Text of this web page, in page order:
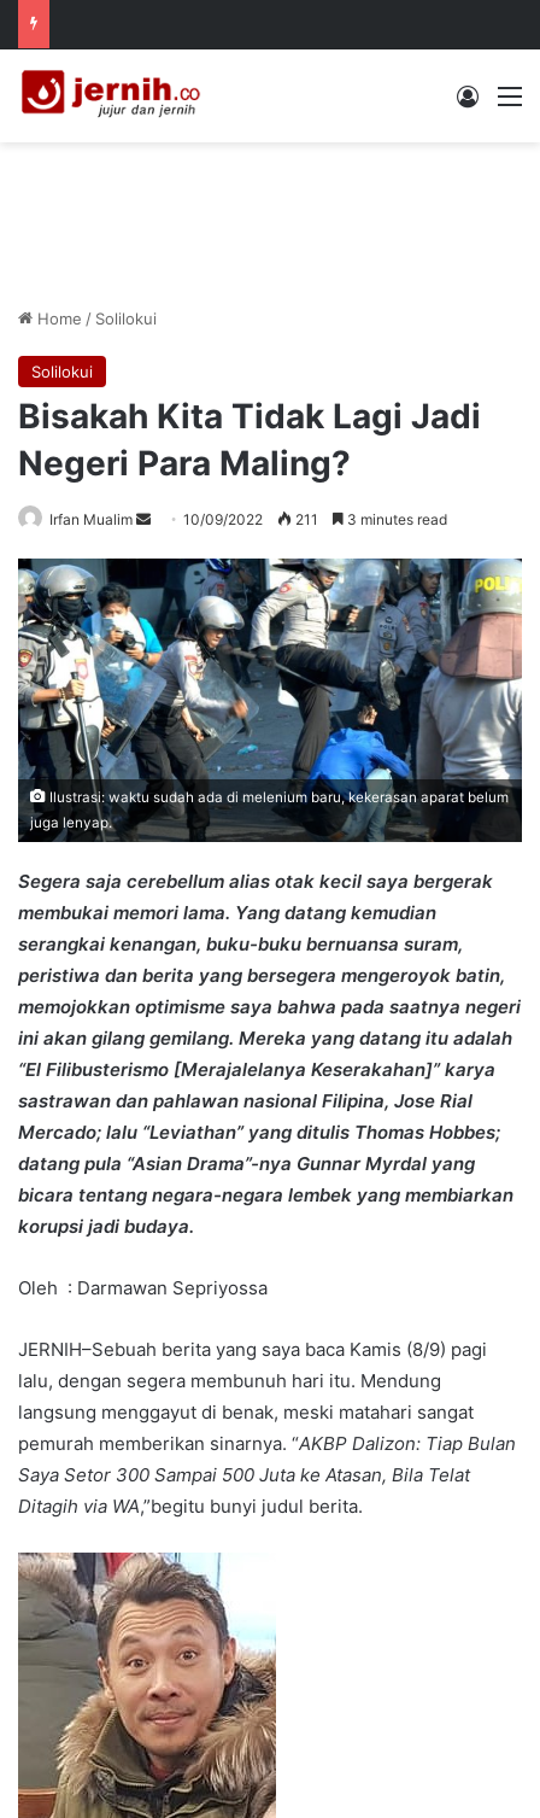
Log In
Home / Solilokui
Solilokui
Bisakah Kita Tidak Lagi Jadi
Negeri Para Maling?
Irfan Mualim
Send
email
10/09/2022 211 3 minutes read
Ilustrasi: waktu sudah ada di melenium baru, kekerasan aparat belum
juga lenyap.
Segera saja cerebellum alias otak kecil saya bergerak
membukai memori lama. Yang datang kemudian
serangkai kenangan, buku-buku bernuansa suram,
peristiwa dan berita yang bersegera mengeroyok batin,
memojokkan optimisme saya bahwa pada saatnya negeri
ini akan gilang gemilang. Mereka yang datang itu adalah
“El Filibusterismo [Merajalelanya Keserakahan]” karya
sastrawan dan pahlawan nasional Filipina, Jose Rial
Mercado; lalu “Leviathan” yang ditulis Thomas Hobbes;
datang pula “Asian Drama”-nya Gunnar Myrdal yang
bicara tentang negara-negara lembek yang membiarkan
korupsi jadi budaya.
Oleh : Darmawan Sepriyossa
JERNIH–Sebuah berita yang saya baca Kamis (8/9) pagi
lalu, dengan segera membunuh hari itu. Mendung
langsung menggayut di benak, meski matahari sangat
pemurah memberikan sinarnya. “AKBP Dalizon: Tiap Bulan
Saya Setor 300 Sampai 500 Juta ke Atasan, Bila Telat
Ditagih via WA,”begitu bunyi judul berita.